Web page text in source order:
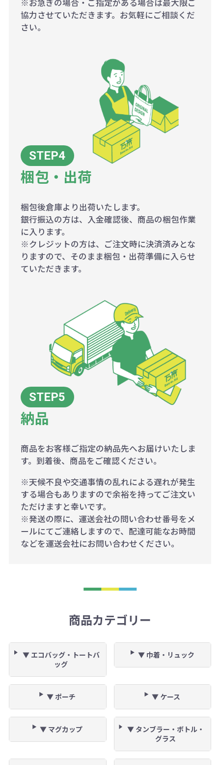
※お急ぎの場合・ご指定がある場合は最大限ご
協力させていただきます。お気軽にご相談くだ
さい。
梱包・出荷
梱包後倉庫より出荷いたします。
銀行振込の方は、入金確認後、商品の梱包作業
に入ります。
※クレジットの方は、ご注文時に決済済みとな
りますので、そのまま梱包・出荷準備に入らせ
ていただきます。
納品
商品をお客様ご指定の納品先へお届けいたしま
す。到着後、商品をご確認ください。
※天候不良や交通事情の乱れによる遅れが発生
する場合もありますので余裕を持ってご注文い
ただけますと幸いです。
※発送の際に、運送会社の問い合わせ番号をメ
ールにてご連絡しますので、配達可能なお時間
などを運送会社にお問い合わせください。
商品カテゴリー
▼ エコバッグ・トートバ
ッグ
▼ 巾着・リュック
▼ ポーチ ▼ ケース
▼ マグカップ
▼ タンブラー・ボトル・
グラス